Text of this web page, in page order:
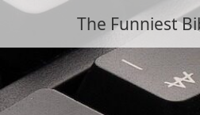
The Funniest